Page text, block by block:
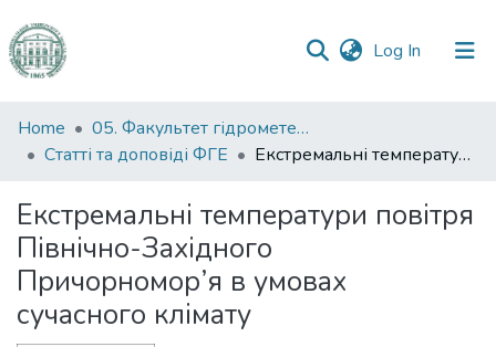
Log In (current)
Communities
&
All of DSpace
Statistics
Home
05. Факультет гідрометеорології і екології
Статті та доповіді ФГЕ
Екстремальні температури повітря Північно-Західного Причорномор’я в умовах сучасного клімату
Екстремальні температури повітря
Північно-Західного
Причорномор’я в умовах
сучасного клімату